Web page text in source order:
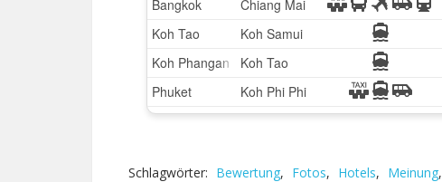
Schlagwörter: Bewertung, Fotos, Hotels, Meinung,